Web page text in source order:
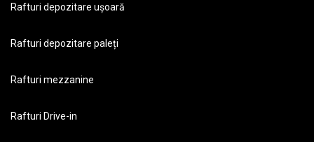
Rafturi depozitare ușoară
Rafturi depozitare paleți
Rafturi mezzanine
Rafturi Drive-in